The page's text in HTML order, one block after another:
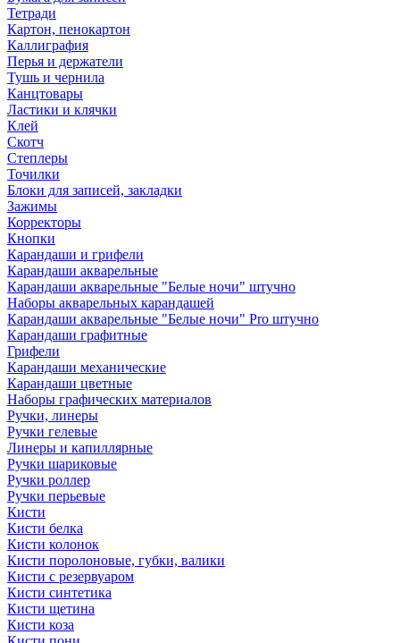
Тетради
Картон, пенокартон
Каллиграфия
Перья и держатели
Тушь и чернила
Канцтовары
Ластики и клячки
Клей
Скотч
Степлеры
Точилки
Блоки для записей, закладки
Зажимы
Корректоры
Кнопки
Карандаши и грифели
Карандаши акварельные
Карандаши акварельные "Белые ночи" штучно
Наборы акварельных карандашей
Карандаши акварельные "Белые ночи" Pro штучно
Карандаши графитные
Грифели
Карандаши механические
Карандаши цветные
Наборы графических материалов
Ручки, линеры
Ручки гелевые
Линеры и капиллярные
Ручки шариковые
Ручки роллер
Ручки перьевые
Кисти
Кисти белка
Кисти колонок
Кисти поролоновые, губки, валики
Кисти с резервуаром
Кисти синтетика
Кисти щетина
Кисти коза